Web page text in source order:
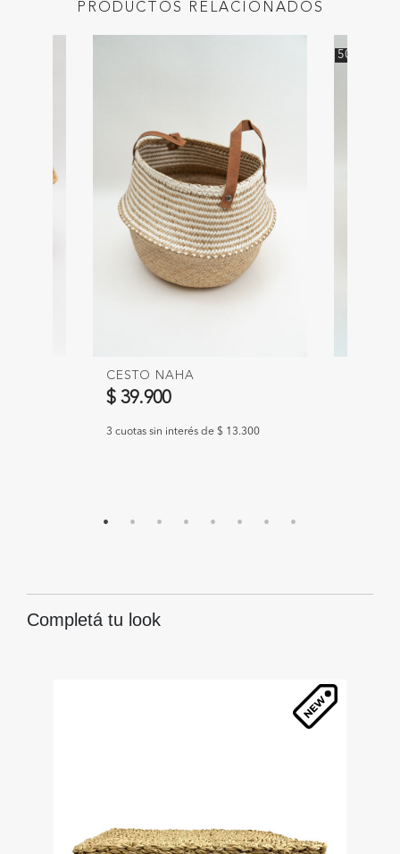
PRODUCTOS RELACIONADOS
CESTO NAHA
$ 39.900
3 cuotas sin interés de $ 13.300
50
Completá tu look